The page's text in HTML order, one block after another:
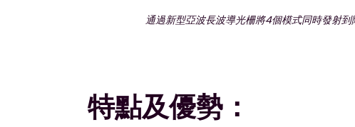
通過新型亞波長波導光柵將4個模式同時發射到
特點及優勢：